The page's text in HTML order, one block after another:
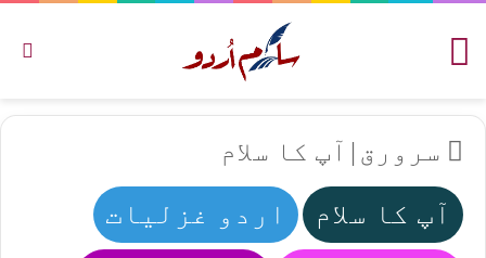
سرورق | آپ کا سلام
آپ کا سلام
اردو غزلیات